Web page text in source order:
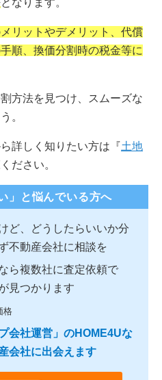
となります。
リットやデメリット、代償
順、換価分割時の税金等に
方法を見つけ、スムーズな
。
詳しく知りたい方は『土地
ださい。
」と悩んでいる方へ
ど、どうしたらいいか分
不動産会社に相談を
ら複数社に査定依頼で
見つかります
格
会社運営」のHOME4Uな
会社に出会えます